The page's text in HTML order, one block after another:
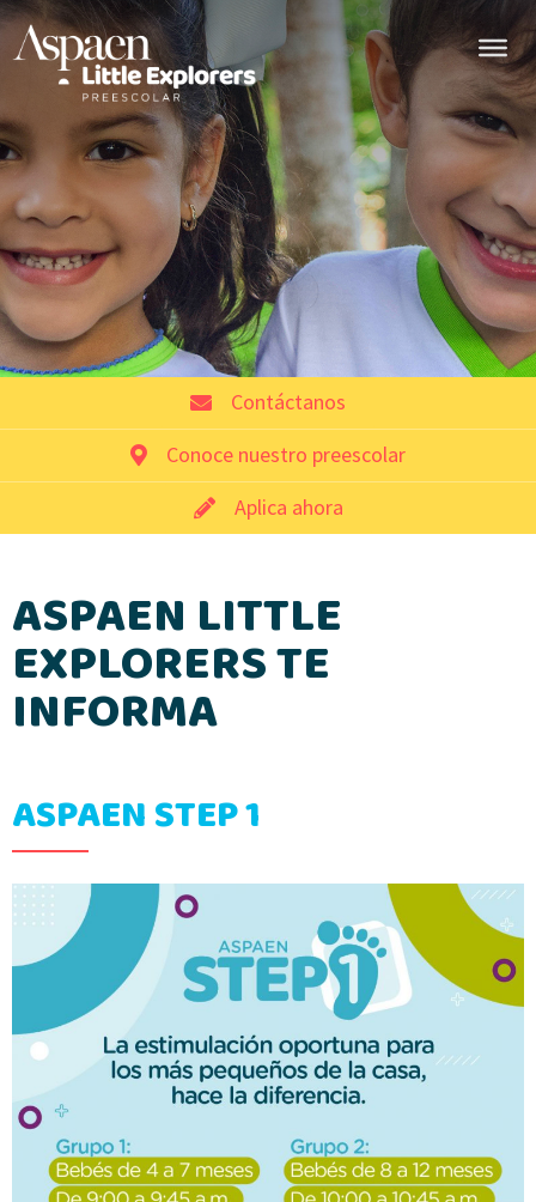
Contáctanos
Conoce nuestro preescolar
Aplica ahora
ASPAEN LITTLE
EXPLORERS TE
INFORMA
ASPAEN STEP 1